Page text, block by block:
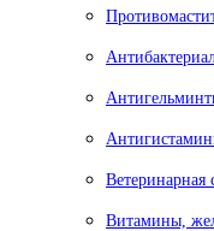
Ветеринарная
Витамины,